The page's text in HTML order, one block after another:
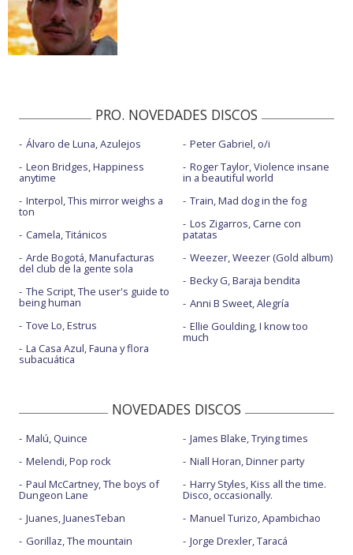
PRO. NOVEDADES DISCOS
Álvaro de Luna, Azulejos
Leon Bridges, Happiness
anytime
Interpol, This mirror weighs a
ton
Camela, Titánicos
Arde Bogotá, Manufacturas
del club de la gente sola
The Script, The user's guide to
being human
Tove Lo, Estrus
La Casa Azul, Fauna y flora
subacuática
Peter Gabriel, o/i
Roger Taylor, Violence insane
in a beautiful world
Train, Mad dog in the fog
Los Zigarros, Carne con
patatas
Weezer, Weezer (Gold album)
Becky G, Baraja bendita
Anni B Sweet, Alegría
Ellie Goulding, I know too
much
NOVEDADES DISCOS
Malú, Quince
Melendi, Pop rock
Paul McCartney, The boys of
Dungeon Lane
Juanes, JuanesTeban
Gorillaz, The mountain
James Blake, Trying times
Niall Horan, Dinner party
Harry Styles, Kiss all the time.
Disco, occasionally.
Manuel Turizo, Apambichao
Jorge Drexler, Taracá